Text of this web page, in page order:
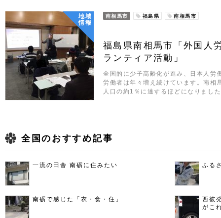
地域
情報
南相馬市 福島県 南相馬市
福島県南相馬市「外国人
ランティア活動」
全国的に少子高齢化が進み、日本人労
労働者は年々増え続けています。南相
人口の約1％に達するほどになりまし
全国のおすすめ記事
一流の田舎 南砺に住みたい ふる
南砺で感じた「衣・食・住」
西彼
がこ